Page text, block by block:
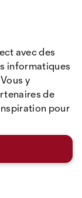
avec des
informatiques
y
de
pour